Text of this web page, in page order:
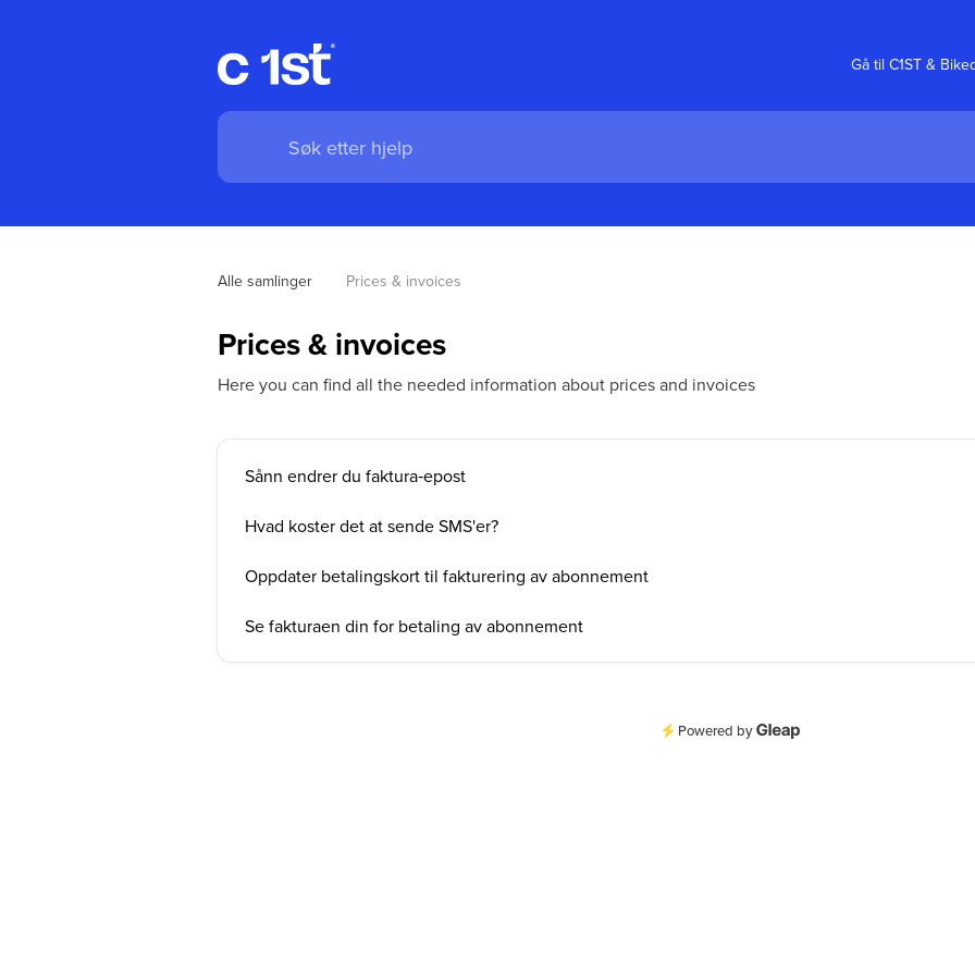
Gå til C1ST &
Alle samlinger Prices & invoices
Prices & invoices
Here you can find all the needed information about prices and invoices
Sånn endrer du faktura‑epost
Hvad koster det at sende SMS'er?
Oppdater betalingskort til fakturering av abonnement
Se fakturaen din for betaling av abonnement
Powered by